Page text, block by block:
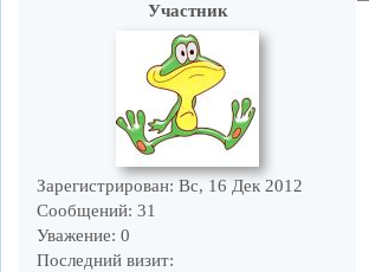
Участник
Зарегистрирован: Вс, 16 Дек 2012
Сообщений: 31
Уважение: 0
Последний визит: